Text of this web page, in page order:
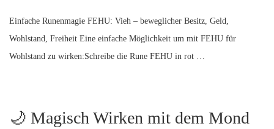
Einfache Runenmagie FEHU: Vieh – beweglicher Besitz, Geld,
Wohlstand, Freiheit Eine einfache Möglichkeit um mit FEHU für
Wohlstand zu wirken:Schreibe die Rune FEHU in rot …
🌙 Magisch Wirken mit dem Mond